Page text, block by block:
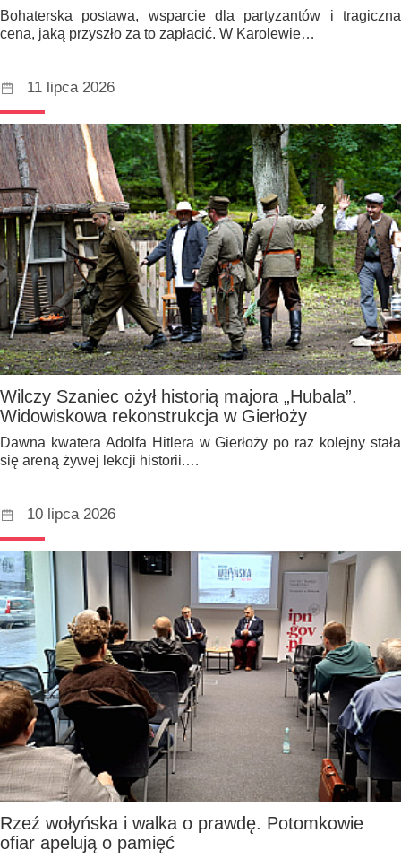
Bohaterska postawa, wsparcie dla partyzantów i tragiczna
cena, jaką przyszło za to zapłacić. W Karolewie…
11 lipca 2026
Wilczy Szaniec ożył historią majora „Hubala”.
Widowiskowa rekonstrukcja w Gierłoży
Dawna kwatera Adolfa Hitlera w Gierłoży po raz kolejny stała
się areną żywej lekcji historii.…
10 lipca 2026
Rzeź wołyńska i walka o prawdę. Potomkowie
ofiar apelują o pamięć